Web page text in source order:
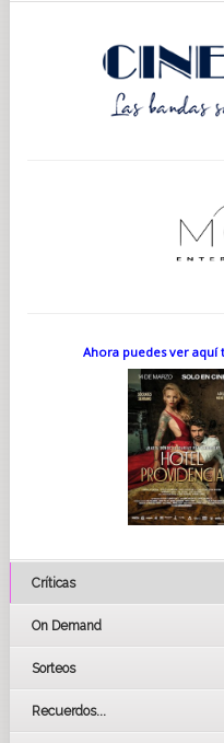
Ahora puedes ver aquí
Críticas
On Demand
Sorteos
Recuerdos...